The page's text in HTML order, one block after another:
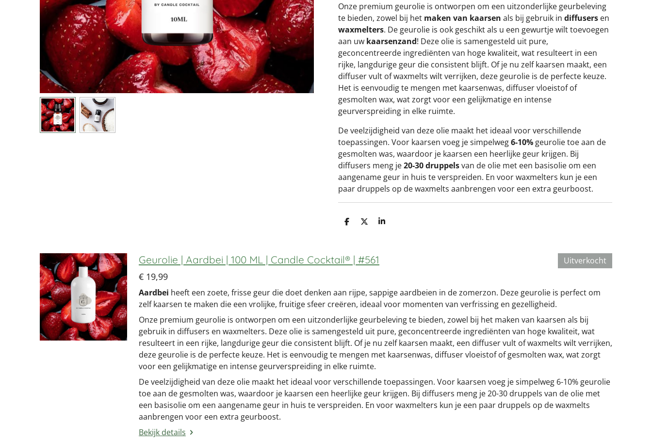
Onze premium geurolie is ontworpen om een uitzonderlijke geurbeleving
te bieden, zowel bij het maken van kaarsen als bij gebruik in diffusers en
waxmelters. De geurolie is ook geschikt als u een gewurtje wilt toevoegen
aan uw kaarsenzand! Deze olie is samengesteld uit pure,
geconcentreerde ingrediënten van hoge kwaliteit, wat resulteert in een
rijke, langdurige geur die consistent blijft. Of je nu zelf kaarsen maakt, een
diffuser vult of waxmelts wilt verrijken, deze geurolie is de perfecte keuze.
Het is eenvoudig te mengen met kaarsenwas, diffuser vloeistof of
gesmolten wax, wat zorgt voor een gelijkmatige en intense
geurverspreiding in elke ruimte.
De veelzijdigheid van deze olie maakt het ideaal voor verschillende
toepassingen. Voor kaarsen voeg je simpelweg6-10% geurolie toe aan de
gesmolten was, waardoor je kaarsen een heerlijke geur krijgen. Bij
diffusers meng je20-30 druppelsvan de olie met een basisolie om een
aangename geur in huis te verspreiden. En voor waxmelters kun je een
paar druppels op de waxmelts aanbrengen voor een extra geurboost.
D
n
D
S
Uitverkocht
Geurolie | Aardbei | 100 ML | Candle Cocktail® | #561
€ 19,99
Aardbei heeft een zoete, frisse geur die doet denken aan rijpe, sappige aardbeien in de zomerzon. Deze geurolie is perfect om
zelf kaarsen te maken die een vrolijke, fruitige sfeer creëren, ideaal voor momenten van verfrissing en gezelligheid.
Onze premium geurolie is ontworpen om een uitzonderlijke geurbeleving te bieden, zowel bij het maken van kaarsen als bij
gebruik in diffusers en waxmelters. Deze olie is samengesteld uit pure, geconcentreerde ingrediënten van hoge kwaliteit, wat
resulteert in een rijke, langdurige geur die consistent blijft. Of je nu zelf kaarsen maakt, een diffuser vult of waxmelts wilt verrijken,
deze geurolie is de perfecte keuze. Het is eenvoudig te mengen met kaarsenwas, diffuser vloeistof of gesmolten wax, wat zorgt
voor een gelijkmatige en intense geurverspreiding in elke ruimte.
De veelzijdigheid van deze olie maakt het ideaal voor verschillende toepassingen. Voor kaarsen voeg je simpelweg 6-10% geurolie
toe aan de gesmolten was, waardoor je kaarsen een heerlijke geur krijgen. Bij diffusers meng je 20-30 druppels van de olie met
een basisolie om een aangename geur in huis te verspreiden. En voor waxmelters kun je een paar druppels op de waxmelts
aanbrengen voor een extra geurboost.
Bekijk details